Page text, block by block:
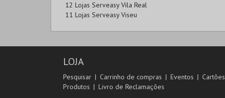
12 Lojas Serveasy Vila Real
11 Lojas Serveasy Viseu
LOJA
Pesquisar Carrinho de compras Eventos
Cartões
Produtos
Livro de Reclamações